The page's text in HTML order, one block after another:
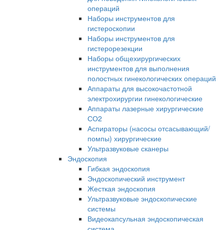
операций
Наборы инструментов для
гистероскопии
Наборы инструментов для
гистерорезекции
Наборы общехирургических
инструментов для выполнения
полостных гинекологических операций
Аппараты для высокочастотной
электрохирургии гинекологические
Аппараты лазерные хирургические
СО2
Аспираторы (насосы отсасывающий/
помпы) хирургические
Ультразвуковые сканеры
Эндоскопия
Гибкая эндоскопия
Эндоскопический инструмент
Жесткая эндоскопия
Ультразвуковые эндоскопические
системы
Видеокапсульная эндоскопическая